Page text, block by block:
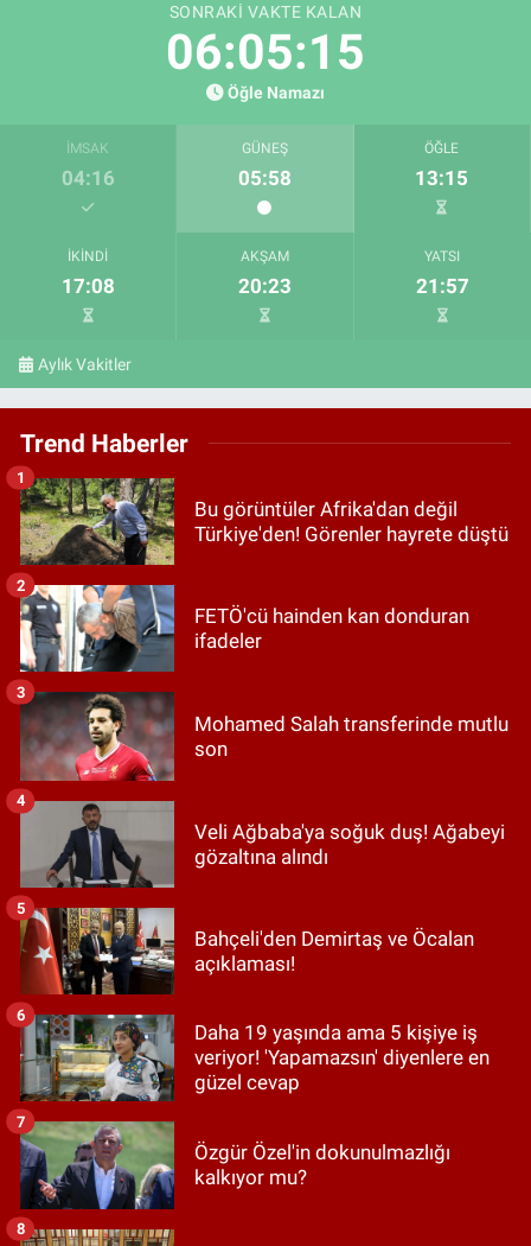
SONRAKI VAKTE KALAN
06:05:14
Öğle Namazı
İMSAK
04:16
GÜNEŞ
05:58
ÖĞLE
13:15
İKINDI
17:08
AKŞAM
20:23
YATSI
21:57
Aylık Vakitler
Trend Haberler
Bu görüntüler Afrika'dan değil
Türkiye'den! Görenler hayrete düştü
1
FETÖ'cü hainden kan donduran
ifadeler
2
Mohamed Salah transferinde mutlu
son
3
Veli Ağbaba'ya soğuk duş! Ağabeyi
gözaltına alındı
4
Bahçeli'den Demirtaş ve Öcalan
açıklaması!
5
Daha 19 yaşında ama 5 kişiye iş
veriyor! 'Yapamazsın' diyenlere en
güzel cevap
6
Özgür Özel'in dokunulmazlığı
kalkıyor mu?
7
8